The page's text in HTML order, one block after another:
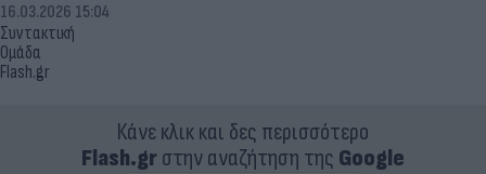
Συντακτική
Ομάδα
Flash.gr
16.03.2026 15:04
Κάνε κλικ και δες περισσότερο
Flash.grστην αναζήτηση της Google